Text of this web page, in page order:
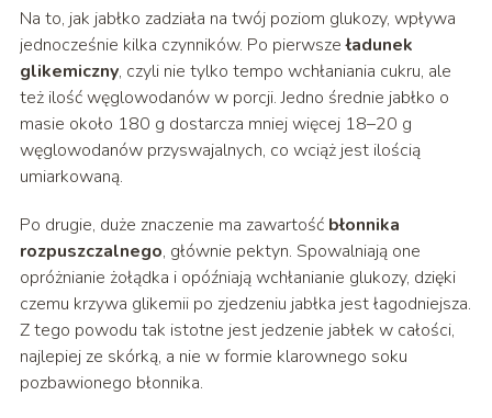
Na to, jak jabłko zadziała na twój poziom glukozy, wpływa
jednocześnie kilka czynników. Po pierwszeładunek
glikemiczny, czyli nie tylko tempo wchłaniania cukru, ale
też ilość węglowodanów w porcji. Jedno średnie jabłko o
masie około 180 g dostarcza mniej więcej 18–20 g
węglowodanów przyswajalnych, co wciąż jest ilością
umiarkowaną.
Po drugie, duże znaczenie ma zawartość błonnika
rozpuszczalnego, głównie pektyn. Spowalniają one
opróżnianie żołądka i opóźniają wchłanianie glukozy, dzięki
czemu krzywa glikemii po zjedzeniu jabłka jest łagodniejsza.
Z tego powodu tak istotne jest jedzenie jabłek w całości,
najlepiej ze skórką, a nie w formie klarownego soku
pozbawionego błonnika.